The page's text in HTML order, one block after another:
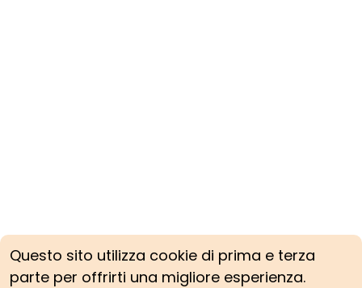
Questo sito utilizza cookie di prima e terza
parte per offrirti una migliore esperienza.